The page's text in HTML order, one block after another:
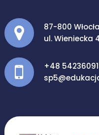
Adres
87-800
ul. Wieniecka
+48